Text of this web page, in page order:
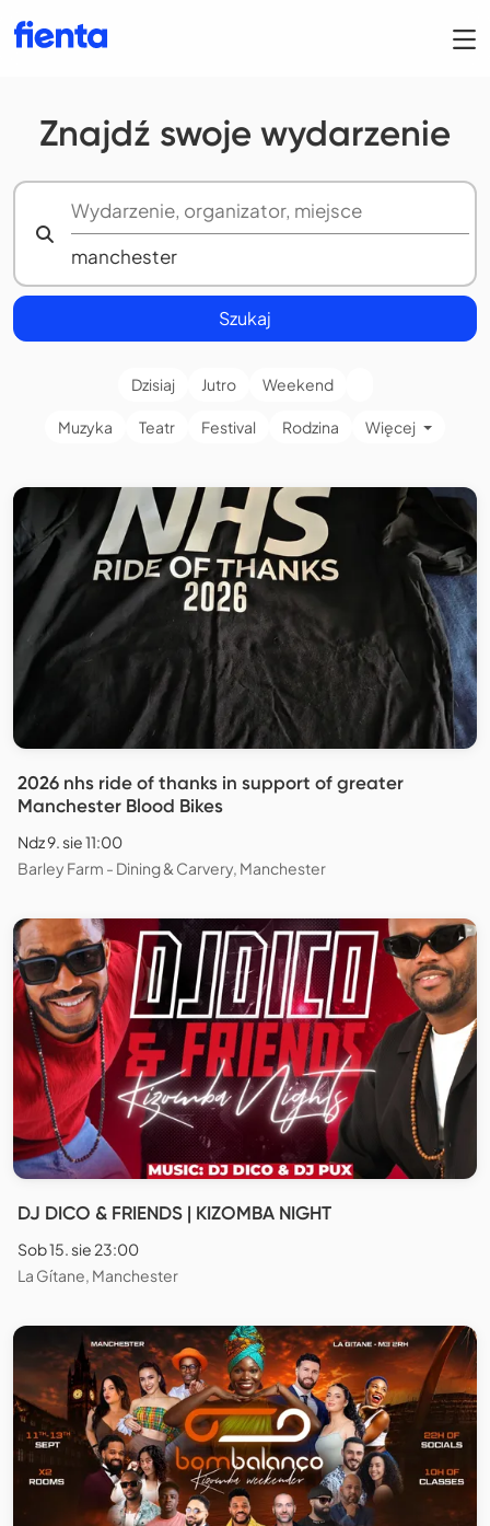
Znajdź swoje wydarzenie
Szukaj
Dzisiaj Jutro Weekend
Muzyka Teatr Festival Rodzina Więcej
2026 nhs ride of thanks in support of greater
Manchester Blood Bikes
Ndz 9. sie 11:00
Barley Farm - Dining & Carvery, Manchester
DJ DICO & FRIENDS | KIZOMBA NIGHT
Sob 15. sie 23:00
La Gítane, Manchester